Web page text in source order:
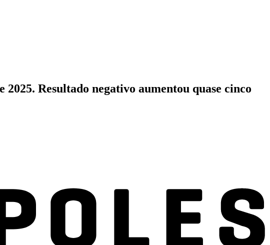
Resultado negativo aumentou quase cinco